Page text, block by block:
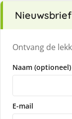
Nieuwsbrief
Ontvang de
Naam (optioneel)
E-mail